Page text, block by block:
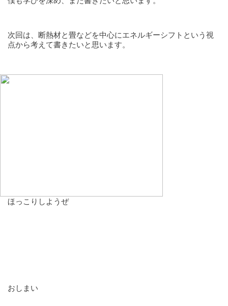
次回は、断熱材と畳などを中心にエネルギーシフトという視
点から考えて書きたいと思います。
ほっこりしようぜ
おしまい